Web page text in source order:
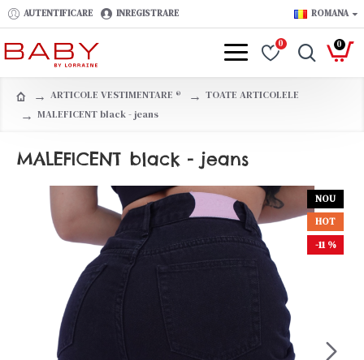
AUTENTIFICARE INREGISTRARE ROMANA
0 0
ARTICOLE VESTIMENTARE ®️
TOATE ARTICOLELE
MALEFICENT black - jeans
MALEFICENT black - jeans
NOU
HOT
-11 %